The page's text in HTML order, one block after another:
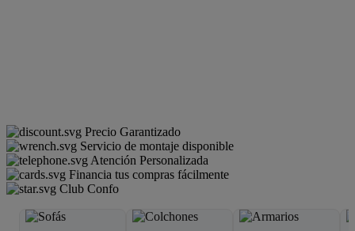
Precio Garantizado
Servicio de montaje disponible
Atención Personalizada
Financia tus compras fácilmente
Club Confo